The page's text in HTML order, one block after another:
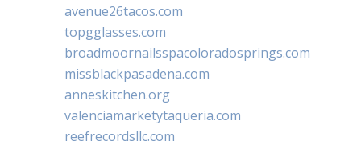
avenue26tacos.com
topgglasses.com
broadmoornailsspacoloradosprings.com
missblackpasadena.com
anneskitchen.org
valenciamarketytaqueria.com
reefrecordsllc.com